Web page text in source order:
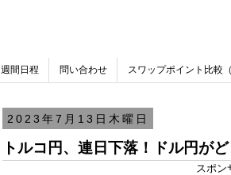
週間日程 問い合わせ スワップポイント比較
2023年7月13日木曜日
トルコ円、連日下落！ドル円が
スポン